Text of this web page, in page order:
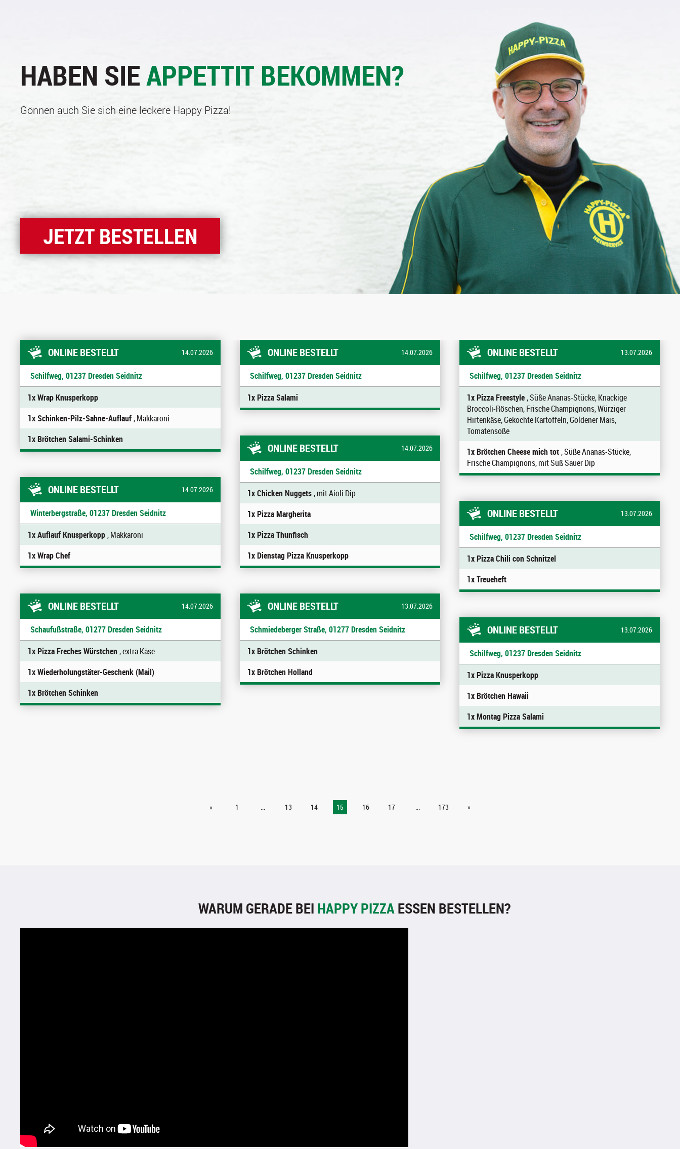
HABEN SIEAPPETTIT BEKOMMEN?
Gönnen auch Sie sich eine leckere Happy Pizza!
JETZT BESTELLEN
ONLINE BESTELLT 14.07.2026
Schilfweg, 01237 Dresden Seidnitz
1x Wrap Knusperkopp
1x Schinken-Pilz-Sahne-Auflauf, Makkaroni
1x Brötchen Salami-Schinken
ONLINE BESTELLT 14.07.2026
Winterbergstraße, 01237 Dresden Seidnitz
1x Auflauf Knusperkopp, Makkaroni
1x Wrap Chef
ONLINE BESTELLT 14.07.2026
Schaufußstraße, 01277 Dresden Seidnitz
1x Pizza Freches Würstchen, extra Käse
1x Wiederholungstäter-Geschenk (Mail)
1x Brötchen Schinken
ONLINE BESTELLT 14.07.2026
Schilfweg, 01237 Dresden Seidnitz
1x Pizza Salami
ONLINE BESTELLT 14.07.2026
Schilfweg, 01237 Dresden Seidnitz
1x Chicken Nuggets, mit Aioli Dip
1x Pizza Margherita
1x Pizza Thunfisch
1x Dienstag Pizza Knusperkopp
ONLINE BESTELLT 13.07.2026
Schmiedeberger Straße, 01277 Dresden Seidnitz
1x Brötchen Schinken
1x Brötchen Holland
ONLINE BESTELLT 13.07.2026
Schilfweg, 01237 Dresden Seidnitz
1x Pizza Freestyle, Süße Ananas-Stücke, Knackige
Broccoli-Röschen, Frische Champignons, Würziger
Hirtenkäse, Gekochte Kartoffeln, Goldener Mais,
Tomatensoße
1x Brötchen Cheese mich tot, Süße Ananas-Stücke,
Frische Champignons, mit Süß Sauer Dip
ONLINE BESTELLT 13.07.2026
Schilfweg, 01237 Dresden Seidnitz
1x Pizza Chili con Schnitzel
1x Treueheft
ONLINE BESTELLT 13.07.2026
Schilfweg, 01237 Dresden Seidnitz
1x Pizza Knusperkopp
1x Brötchen Hawaii
1x Montag Pizza Salami
« 1 ... 13 14 15 16 17 ... 173 »
WARUM GERADE BEI HAPPY PIZZAESSEN BESTELLEN?